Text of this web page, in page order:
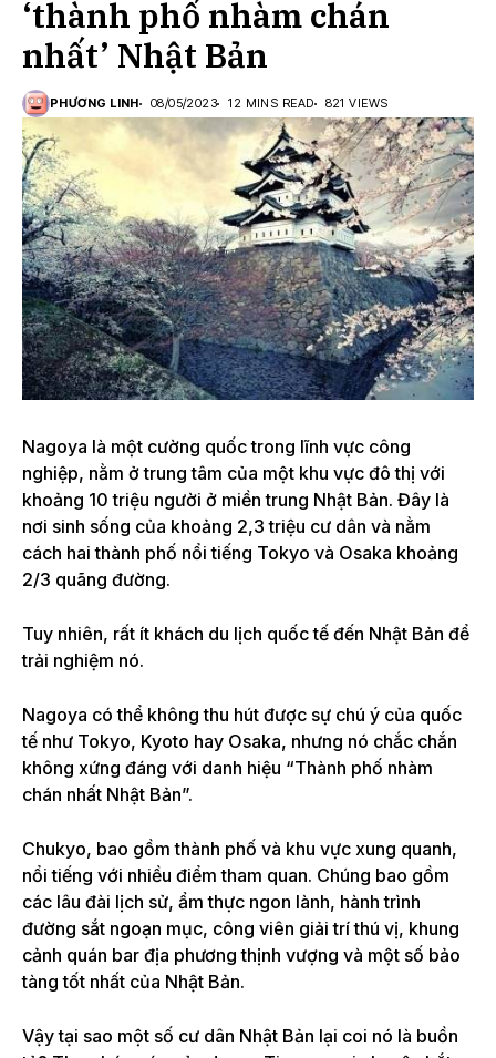
‘thành phố nhàm chán
nhất’ Nhật Bản
PHƯƠNG LINH 08/05/2023 12 MINS READ 821 VIEWS
Nagoya là một cường quốc trong lĩnh vực công
nghiệp, nằm ở trung tâm của một khu vực đô thị với
khoảng 10 triệu người ở miền trung Nhật Bản. Đây là
nơi sinh sống của khoảng 2,3 triệu cư dân và nằm
cách hai thành phố nổi tiếng Tokyo và Osaka khoảng
2/3 quãng đường.
Tuy nhiên, rất ít khách du lịch quốc tế đến Nhật Bản để
trải nghiệm nó.
Nagoya có thể không thu hút được sự chú ý của quốc
tế như Tokyo, Kyoto hay Osaka, nhưng nó chắc chắn
không xứng đáng với danh hiệu “Thành phố nhàm
chán nhất Nhật Bản”.
Chukyo, bao gồm thành phố và khu vực xung quanh,
nổi tiếng với nhiều điểm tham quan. Chúng bao gồm
các lâu đài lịch sử, ẩm thực ngon lành, hành trình
đường sắt ngoạn mục, công viên giải trí thú vị, khung
cảnh quán bar địa phương thịnh vượng và một số bảo
tàng tốt nhất của Nhật Bản.
Vậy tại sao một số cư dân Nhật Bản lại coi nó là buồn